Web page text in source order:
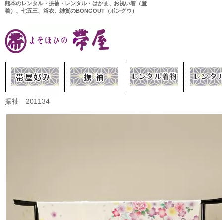
熊本のレンタル・振袖・レンタル・はかま、お祝い着（産
着）、七五三、浴衣、雑貨のBONGOUT（ボングウ）
振袖 201134